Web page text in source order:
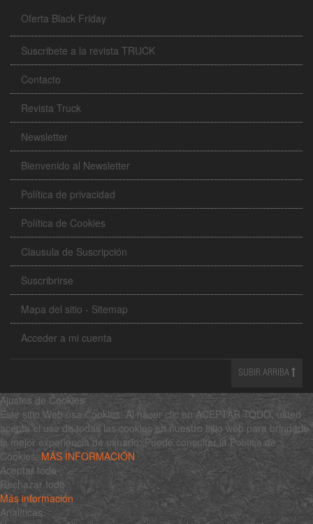
Oferta Black Friday
Suscribete a la revista TRUCK
Contacto
Revista Truck
Newsletter
Bienvenido al Newsletter
Política de privacidad
Política de Cookies
Clausula de Suscripción
Suscribrirse
Mapa del sitio - Sitemap
Acceder a mi cuenta
SUBIR ARRIBA
Ajustes de Cookies
Este sitio Web usa Cookies. Al hacer clic en ACEPTAR TODO, usted
acepta el uso de todas las cookies en nuestro sitio web para brindarle
la mejor experiencia de usuario. Puede consultar la Política de
Cookies: MÁS INFORMACIÓN
Aceptar todo
Rechazar todo
Más información
Analíticas